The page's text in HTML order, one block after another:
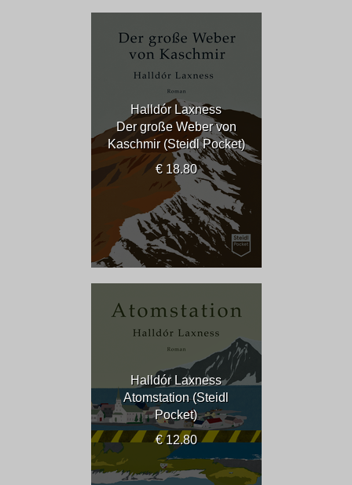
Halldór Laxness
Der große Weber von
Kaschmir (Steidl Pocket)
€ 18.80
Halldór Laxness
Atomstation (Steidl
Pocket)
€ 12.80